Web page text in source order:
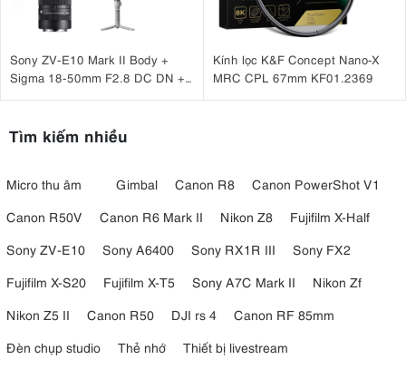
Sony ZV-E10 Mark II Body +
Sigma 18-50mm F2.8 DC DN +
Kính lọc K&F Concept Nano-X
MRC CPL 67mm KF01.2369
Tìm kiếm nhiều
Micro thu âm Gimbal Canon R8
Canon PowerShot V1
Canon R50V
Canon R6 Mark II Nikon Z8
Fujifilm X-Half
Sony ZV-E10
Sony A6400 Sony RX1R III
Sony FX2
Fujifilm X-S20
Fujifilm X-T5 Sony A7C Mark II
Nikon Zf
Nikon Z5 II
Canon R50 DJI rs 4
Canon RF 85mm
Đèn chụp studio
Thẻ nhớ
Thiết bị livestream